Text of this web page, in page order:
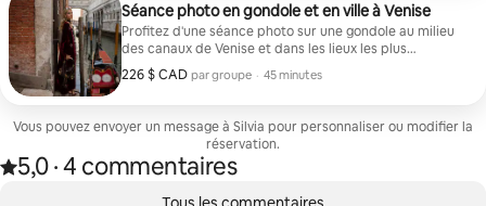
Séance photo en gondole et en ville à Venise
Profitez d'une séance photo sur une gondole au milieu
des canaux de Venise et dans les lieux les plus
emblématiques de la ville. Vous recevrez 40 photos
professionnelles retouchées.
226 $ CAD par groupe
226 $ CAD par groupe
, · 45 minutes
Vous pouvez envoyer un message à Silvia pour personnaliser ou modifier la
réservation.
Note de 5,0 étoile(s) sur 5 d'après 4 commentaires
5,0
, ·4 commentaires